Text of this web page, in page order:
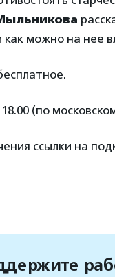
как можно на нее
(по
ссылки на